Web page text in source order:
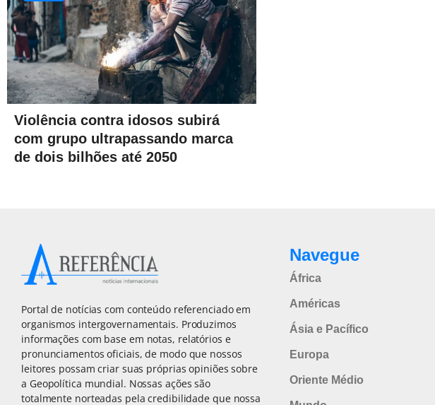
Violência contra idosos subirá
com grupo ultrapassando marca
de dois bilhões até 2050
Portal de notícias com conteúdo referenciado em
organismos intergovernamentais. Produzimos
informações com base em notas, relatórios e
pronunciamentos oficiais, de modo que nossos
leitores possam criar suas próprias opiniões sobre
a Geopolítica mundial. Nossas ações são
totalmente norteadas pela credibilidade que nossa
Navegue
África
Américas
Ásia e Pacífico
Europa
Oriente Médio